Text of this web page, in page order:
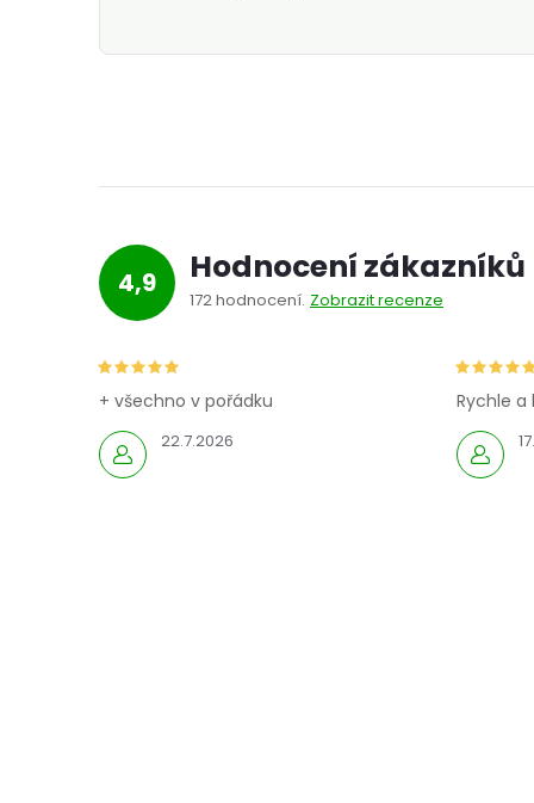
4,9 Hodnocení zákazníků
172 hodnocení Zobrazit recenze
22.7.2026
+ všechno v pořádku Rychle